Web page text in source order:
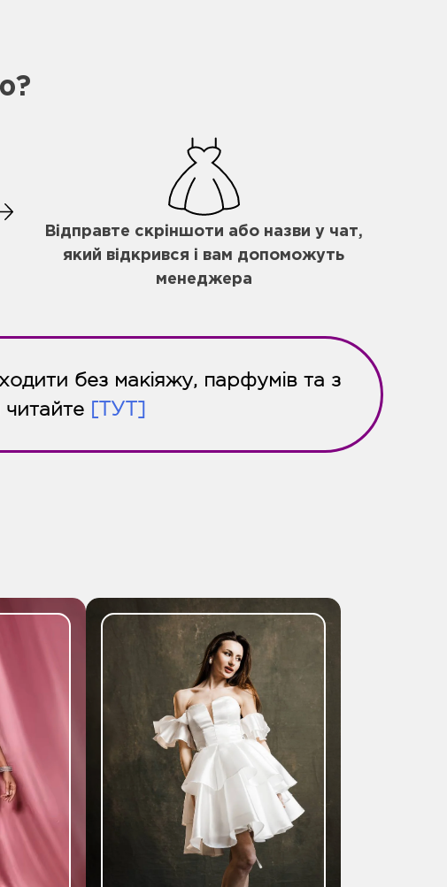
Відправте скріншоти або назви у чат,
який відкрився і вам допоможуть
менеджера
без макіяжу, парфумів та з
[ТУТ]